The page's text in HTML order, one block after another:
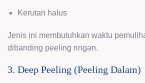
Kerutan halus
Jenis ini membutuhkan waktu
dibanding peeling ringan.
3. Deep Peeling (Peeling Dalam)